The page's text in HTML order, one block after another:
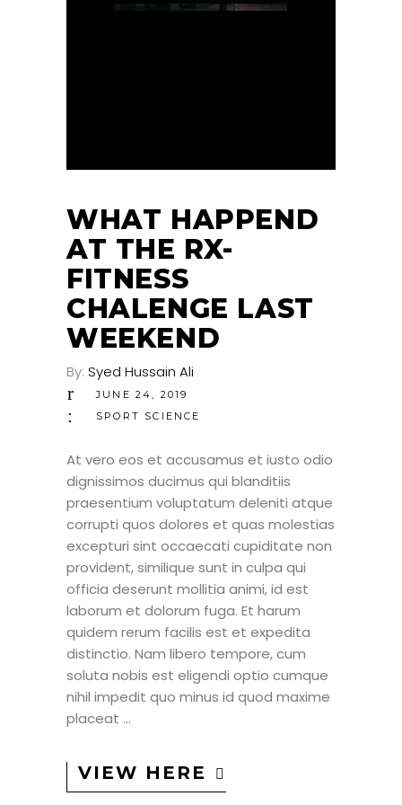
WHAT HAPPEND
AT THE RX-
FITNESS
CHALENGE LAST
WEEKEND
By: Syed Hussain Ali
JUNE 24, 2019
SPORT SCIENCE
At vero eos et accusamus et iusto odio
dignissimos ducimus qui blanditiis
praesentium voluptatum deleniti atque
corrupti quos dolores et quas molestias
excepturi sint occaecati cupiditate non
provident, similique sunt in culpa qui
officia deserunt mollitia animi, id est
laborum et dolorum fuga. Et harum
quidem rerum facilis est et expedita
distinctio. Nam libero tempore, cum
soluta nobis est eligendi optio cumque
nihil impedit quo minus id quod maxime
placeat
VIEW HERE